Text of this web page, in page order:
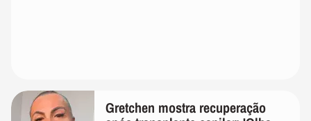
Gretchen mostra recuperação